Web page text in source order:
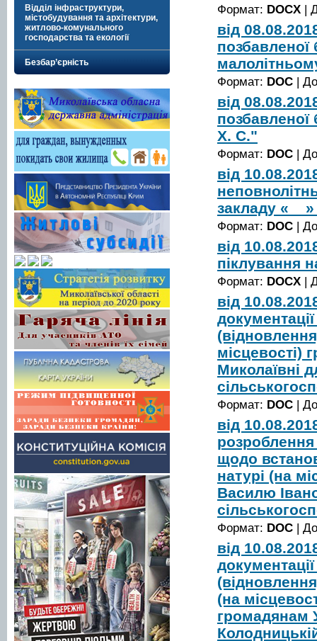
Відділ інфраструктури,
містобудування та архітектури,
житлово-комунального
господарства та екології
Безбар’єрність
Формат: DOCX |
від
позбавленої
Формат: DOC |
від
позбавленої
Х. С."
Формат: DOC |
від
закладу
Формат: DOC |
від
піклування
Формат: DOCX |
від
місцевості)
Миколаївні
Формат: DOC |
від
розроблення
щодо
натурі (на
Василю
Формат: DOC |
від
(на
громадянам